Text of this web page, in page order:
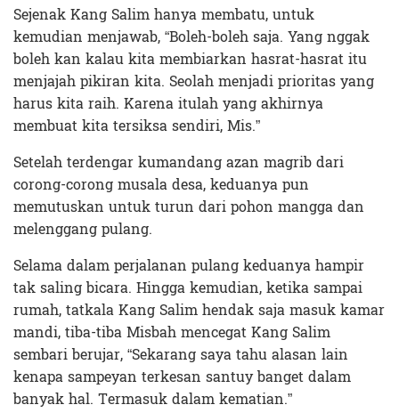
Sejenak Kang Salim hanya membatu, untuk
kemudian menjawab, “Boleh-boleh saja. Yang nggak
boleh kan kalau kita membiarkan hasrat-hasrat itu
menjajah pikiran kita. Seolah menjadi prioritas yang
harus kita raih. Karena itulah yang akhirnya
membuat kita tersiksa sendiri, Mis.”
Setelah terdengar kumandang azan magrib dari
corong-corong musala desa, keduanya pun
memutuskan untuk turun dari pohon mangga dan
melenggang pulang.
Selama dalam perjalanan pulang keduanya hampir
tak saling bicara. Hingga kemudian, ketika sampai
rumah, tatkala Kang Salim hendak saja masuk kamar
mandi, tiba-tiba Misbah mencegat Kang Salim
sembari berujar, “Sekarang saya tahu alasan lain
kenapa sampeyan terkesan santuy banget dalam
banyak hal. Termasuk dalam kematian.”